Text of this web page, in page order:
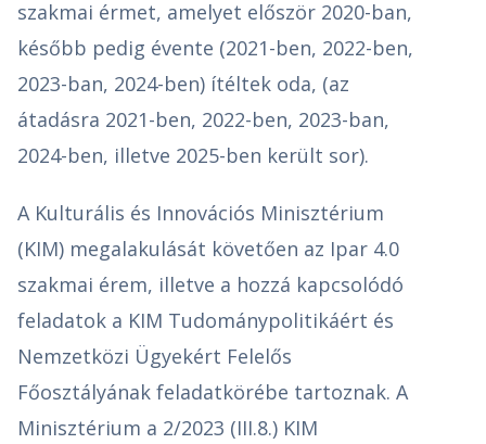
szakmai érmet, amelyet először 2020-ban,
később pedig évente (2021-ben, 2022-ben,
2023-ban, 2024-ben) ítéltek oda, (az
átadásra 2021-ben, 2022-ben, 2023-ban,
2024-ben, illetve 2025-ben került sor).
A Kulturális és Innovációs Minisztérium
(KIM) megalakulását követően az Ipar 4.0
szakmai érem, illetve a hozzá kapcsolódó
feladatok a KIM Tudománypolitikáért és
Nemzetközi Ügyekért Felelős
Főosztályának feladatkörébe tartoznak. A
Minisztérium a 2/2023 (III.8.) KIM